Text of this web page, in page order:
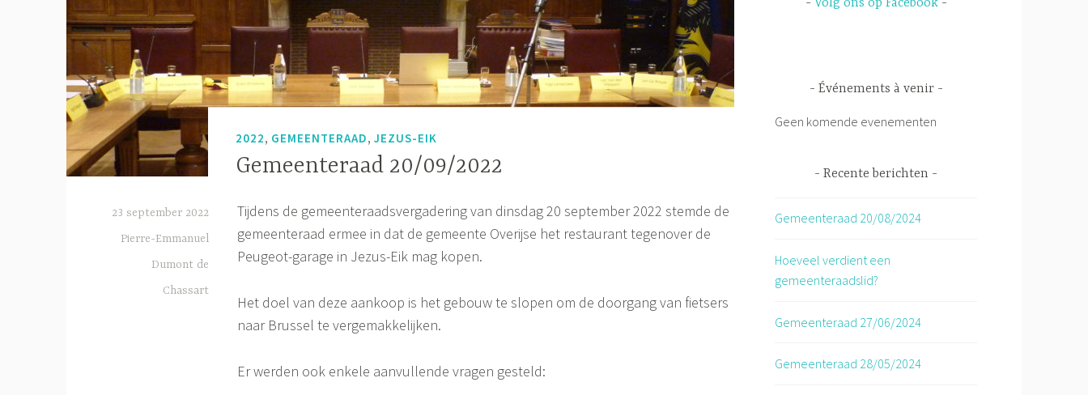
2022, GEMEENTERAAD,JEZUS-EIK
Gemeenteraad 20/09/2022
23 september 2022
Pierre-Emmanuel
Dumont de
Chassart
Tijdens de gemeenteraadsvergadering van dinsdag 20 september 2022 stemde de
gemeenteraad ermee in dat de gemeente Overijse het restaurant tegenover de
Peugeot-garage in Jezus-Eik mag kopen.
Het doel van deze aankoop is het gebouw te slopen om de doorgang van fietsers
naar Brussel te vergemakkelijken.
Er werden ook enkele aanvullende vragen gesteld:
Volg ons op Facebook
Événements à venir
Geen komende evenementen
Recente berichten
Gemeenteraad 20/08/2024
Hoeveel verdient een
gemeenteraadslid?
Gemeenteraad 27/06/2024
Gemeenteraad 28/05/2024